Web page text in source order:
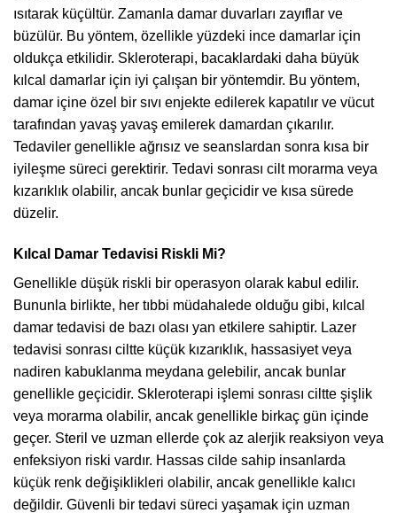
ısıtarak küçültür. Zamanla damar duvarları zayıflar ve
büzülür. Bu yöntem, özellikle yüzdeki ince damarlar için
oldukça etkilidir. Skleroterapi, bacaklardaki daha büyük
kılcal damarlar için iyi çalışan bir yöntemdir. Bu yöntem,
damar içine özel bir sıvı enjekte edilerek kapatılır ve vücut
tarafından yavaş yavaş emilerek damardan çıkarılır.
Tedaviler genellikle ağrısız ve seanslardan sonra kısa bir
iyileşme süreci gerektirir. Tedavi sonrası cilt morarma veya
kızarıklık olabilir, ancak bunlar geçicidir ve kısa sürede
düzelir.
Kılcal Damar Tedavisi Riskli Mi?
Genellikle düşük riskli bir operasyon olarak kabul edilir.
Bununla birlikte, her tıbbi müdahalede olduğu gibi, kılcal
damar tedavisi de bazı olası yan etkilere sahiptir. Lazer
tedavisi sonrası ciltte küçük kızarıklık, hassasiyet veya
nadiren kabuklanma meydana gelebilir, ancak bunlar
genellikle geçicidir. Skleroterapi işlemi sonrası ciltte şişlik
veya morarma olabilir, ancak genellikle birkaç gün içinde
geçer. Steril ve uzman ellerde çok az alerjik reaksiyon veya
enfeksiyon riski vardır. Hassas cilde sahip insanlarda
küçük renk değişiklikleri olabilir, ancak genellikle kalıcı
değildir. Güvenli bir tedavi süreci yaşamak için uzman